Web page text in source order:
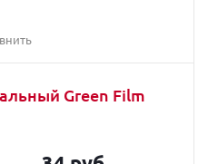
Green Film